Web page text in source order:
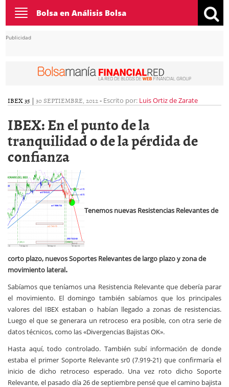
Toggle
navigation
Bolsa en Análisis Bolsa
Publicidad
IBEX 35 | 30 SEPTIEMBRE, 2012- Escrito por: Luis Ortiz de Zarate
IBEX: En el punto de la
tranquilidad o de la pérdida de
confianza
Tenemos nuevas Resistencias Relevantes de
corto plazo, nuevos Soportes Relevantes de largo plazo y zona de
movimiento lateral.
Sabíamos que teníamos una Resistencia Relevante que debería parar
el movimiento. El domingo también sabíamos que los principales
valores del IBEX estaban o habían llegado a zonas de resistencias.
Luego el que se generara un retroceso era posible, con otra serie de
datos técnicos, como las «Divergencias Bajistas OK».
Hasta aquí, todo controlado. También subí información de donde
estaba el primer Soporte Relevante sr0 (7.919-21) que confirmaría el
inicio de dicho retroceso esperado. Una vez roto dicho Soporte
Relevante, el pasado día 26 de septiembre pensé que el camino bajista